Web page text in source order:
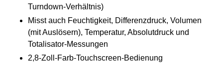
Turndown-Verhältnis)
Misst auch Feuchtigkeit, Differenzdruck, Volumen
(mit Auslösern), Temperatur, Absolutdruck und
Totalisator-Messungen
2,8-Zoll-Farb-Touchscreen-Bedienung